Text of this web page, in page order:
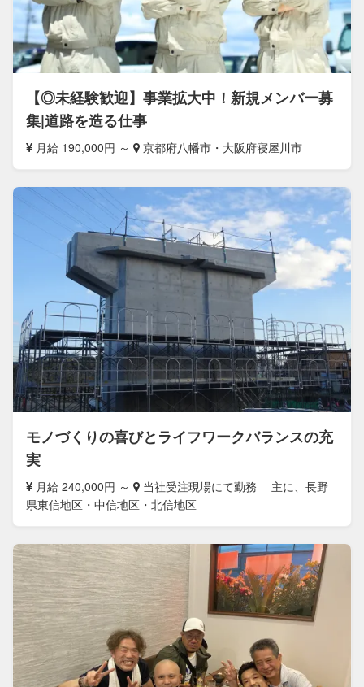
【◎未経験歓迎】事業拡大中！新規メンバー募
集|道路を造る仕事
月給 190,000円 ～ 京都府八幡市・大阪府寝屋川市
モノづくりの喜びとライフワークバランスの充
実
月給 240,000円 ～
当社受注現場にて勤務 主に、長野
県東信地区・中信地区・北信地区